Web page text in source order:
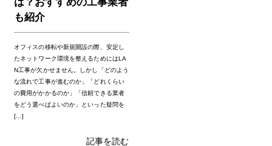
も紹介
オフィスの移転や新規開設の際、安定し
たネットワーク環境を整えるためにはLA
N工事が欠かせません。しかし「どのよう
な流れで工事が進むのか」「どれくらい
の費用がかかるのか」「信頼できる業者
をどう選べばよいのか」といった疑問を
[…]
記事を読む